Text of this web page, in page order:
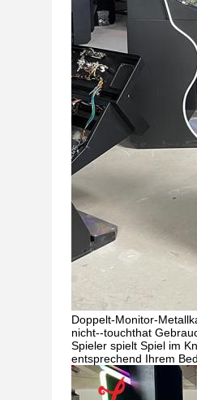
Doppelt-Monitor-
nicht--touchthat
Spieler spielt Spiel im
entsprechend Ihrem